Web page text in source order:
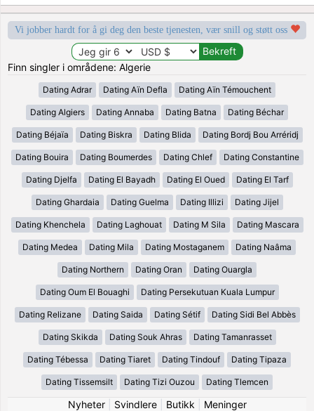
Vi jobber hardt for å gi deg den beste tjenesten, vær snill og støtt oss
Finn singler i områdene: Algerie
Dating Adrar Dating Aïn Defla Dating Aïn Témouchent
Dating Algiers Dating Annaba Dating Batna Dating Béchar
Dating Béjaïa Dating Biskra Dating Blida Dating Bordj Bou Arréridj
Dating Bouira Dating Boumerdes Dating Chlef Dating Constantine
Dating Djelfa Dating El Bayadh Dating El Oued Dating El Tarf
Dating Ghardaia Dating Guelma Dating Illizi Dating Jijel
Dating Khenchela Dating Laghouat Dating M Sila Dating Mascara
Dating Medea Dating Mila Dating Mostaganem Dating Naâma
Dating Northern Dating Oran Dating Ouargla
Dating Oum El Bouaghi Dating Persekutuan Kuala Lumpur
Dating Relizane Dating Saida Dating Sétif Dating Sidi Bel Abbès
Dating Skikda Dating Souk Ahras Dating Tamanrasset
Dating Tébessa Dating Tiaret Dating Tindouf Dating Tipaza
Dating Tissemsilt Dating Tizi Ouzou Dating Tlemcen
Nyheter| Svindlere| Butikk
Meninger